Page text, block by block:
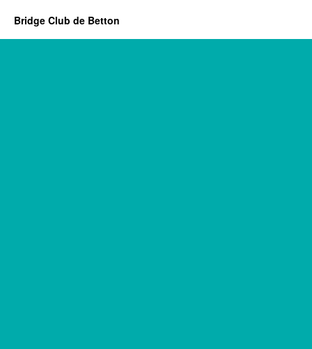
Bridge Club de Betton